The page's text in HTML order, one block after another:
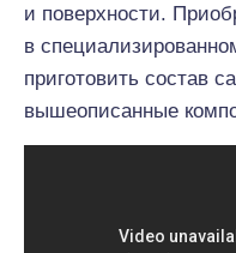
и поверхности.
в
приготовить состав
вышеописанные